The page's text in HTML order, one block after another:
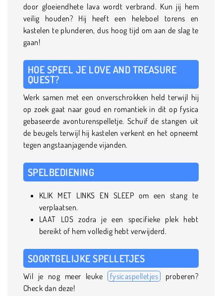
door gloeiendhete lava wordt verbrand. Kun jij hem
veilig houden? Hij heeft een heleboel torens en
kastelen te plunderen, dus hoog tijd om aan de slag te
gaan!
HOE SPEEL JE LOVE AND TREASURE
QUEST?
Werk samen met een onverschrokken held terwijl hij
op zoek gaat naar goud en romantiek in dit op fysica
gebaseerde avonturenspelletje. Schuif de stangen uit
de beugels terwijl hij kastelen verkent en het opneemt
tegen angstaanjagende vijanden.
SPELBEDIENING
KLIK MET LINKS EN SLEEP om een stang te
verplaatsen.
LAAT LOS zodra je een specifieke plek hebt
bereikt of hem volledig hebt verwijderd.
SOORTGELIJKE SPELLETJES
Wil je nog meer leuke fysicaspelletjes
proberen?
Check dan deze!